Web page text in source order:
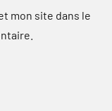
mon site dans le